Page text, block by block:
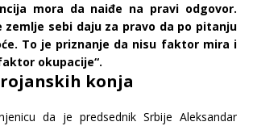
mora da naiđe na pravi odgovor.
zemlje sebi daju za pravo da po pitanju
To je priznanje da nisu faktor mira i
okupacije“.
konja
da je predsednik Srbije Aleksandar